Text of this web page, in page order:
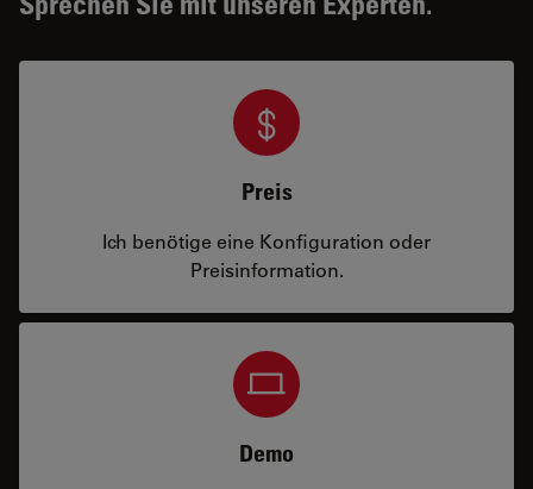
Preis
Ich benötige eine Konfiguration oder
Preisinformation.
Demo